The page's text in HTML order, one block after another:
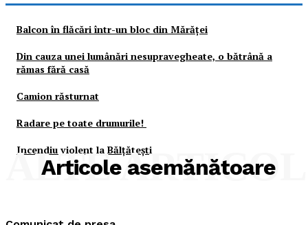
Balcon în flăcări într-un bloc din Mărăţei
Din cauza unei lumânări nesupravegheate, o bătrână a
rămas fără casă
Camion răsturnat
Radare pe toate drumurile!
Incendiu violent la Bălţăteşti
Articole asemănătoare
ALTE